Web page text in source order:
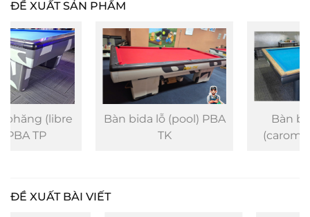
ĐỀ XUẤT SẢN PHẨM
Bàn bida lỗ (pool) PBA
Bàn bida 3 băng
(carom) MIK Pro 5.0
ĐỀ XUẤT BÀI VIẾT